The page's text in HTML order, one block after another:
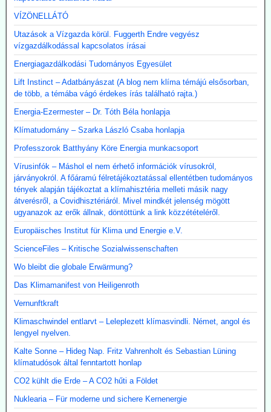
VÍZÖNELLÁTÓ
Utazások a Vízgazda körül. Fuggerth Endre vegyész
vízgazdálkodással kapcsolatos írásai
Energiagazdálkodási Tudományos Egyesület
Lift Instinct – Adatbányászat (A blog nem klíma témájú elsősorban,
de több, a témába vágó érdekes írás található rajta.)
Energia-Ezermester – Dr. Tóth Béla honlapja
Klímatudomány – Szarka László Csaba honlapja
Professzorok Batthyány Köre Energia munkacsoport
Vírusinfók – Máshol el nem érhető információk vírusokról,
járványokról. A főáramú félretájékoztatással ellentétben tudományos
tények alapján tájékoztat a klímahisztéria melleti másik nagy
átverésről, a Covidhisztériáról. Mivel mindkét jelenség mögött
ugyanazok az erők állnak, döntöttünk a link közzétételéről.
Europäisches Institut für Klima und Energie e.V.
ScienceFiles – Kritische Sozialwissenschaften
Wo bleibt die globale Erwärmung?
Das Klimamanifest von Heiligenroth
Vernunftkraft
Klimaschwindel entlarvt – Leleplezett klímasvindli. Német, angol és
lengyel nyelven.
Kalte Sonne – Hideg Nap. Fritz Vahrenholt és Sebastian Lüning
klímatudósok által fenntartott honlap
CO2 kühlt die Erde – A CO2 hűti a Földet
Nuklearia – Für moderne und sichere Kernenergie